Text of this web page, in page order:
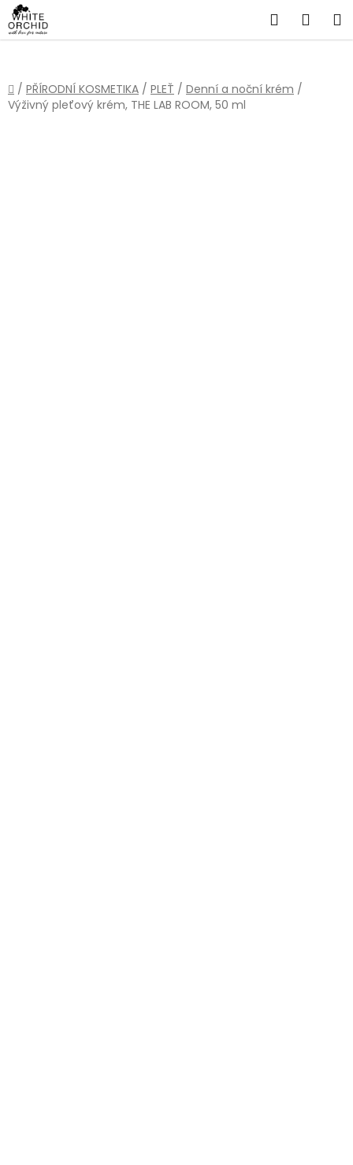
Přejít
na
obsah
Hledat
Domů
/ PŘÍRODNÍ KOSMETIKA / PLEŤ / Denní a noční krém /
Výživný pleťový krém, THE LAB ROOM, 50 ml